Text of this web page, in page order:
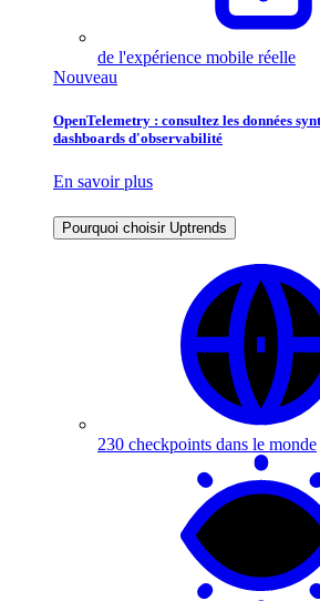
de l'expérience mobile réelle
Nouveau
OpenTelemetry : consultez les données
dashboards d'observabilité
En savoir plus
Pourquoi choisir Uptrends
230 checkpoints dans le monde